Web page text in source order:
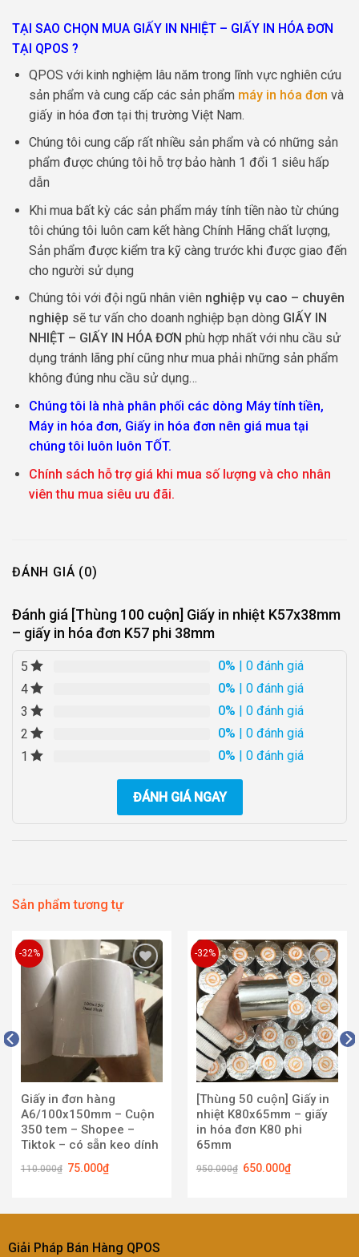
TẠI SAO CHỌN MUA GIẤY IN NHIỆT – GIẤY IN HÓA ĐƠN
TẠI QPOS ?
QPOS với kinh nghiệm lâu năm trong lĩnh vực nghiên cứu
sản phẩm và cung cấp các sản phẩm máy in hóa đơn và
giấy in hóa đơn tại thị trường Việt Nam.
Chúng tôi cung cấp rất nhiều sản phẩm và có những sản
phẩm được chúng tôi hỗ trợ bảo hành 1 đổi 1 siêu hấp
dẫn
Khi mua bất kỳ các sản phẩm máy tính tiền nào từ chúng
tôi chúng tôi luôn cam kết hàng Chính Hãng chất lượng,
Sản phẩm được kiểm tra kỹ càng trước khi được giao đến
cho người sử dụng
Chúng tôi với đội ngũ nhân viên nghiệp vụ cao – chuyên
nghiệp sẽ tư vấn cho doanh nghiệp bạn dòng GIẤY IN
NHIỆT – GIẤY IN HÓA ĐƠN phù hợp nhất với nhu cầu sử
dụng tránh lãng phí cũng như mua phải những sản phẩm
không đúng nhu cầu sử dụng…
Chúng tôi là nhà phân phối các dòng Máy tính tiền,
Máy in hóa đơn, Giấy in hóa đơn nên giá mua tại
chúng tôi luôn luôn TỐT.
Chính sách hỗ trợ giá khi mua số lượng và cho nhân
viên thu mua siêu ưu đãi.
ĐÁNH GIÁ (0)
Đánh giá [Thùng 100 cuộn] Giấy in nhiệt K57x38mm
– giấy in hóa đơn K57 phi 38mm
5 0% | 0 đánh giá
4
0% | 0 đánh giá
3
0% | 0 đánh giá
2
0% | 0 đánh giá
1
0% | 0 đánh giá
ĐÁNH GIÁ NGAY
Sản phẩm tương tự
-32%
Add to
wishlist
Giấy in đơn hàng
A6/100x150mm – Cuộn
350 tem – Shopee –
Tiktok – có sẵn keo dính
110.000₫ 75.000₫
-32%
Add to
wishlist
[Thùng 50 cuộn] Giấy in
nhiệt K80x65mm – giấy
in hóa đơn K80 phi
65mm
950.000₫ 650.000₫
Giải Pháp Bán Hàng QPOS